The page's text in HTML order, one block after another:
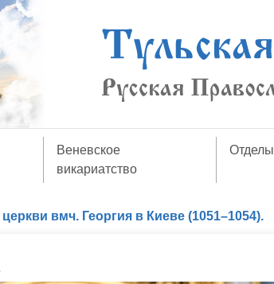
Веневское
викариатство
Отделы
вмч. Георгия в Киеве (1051–1054).